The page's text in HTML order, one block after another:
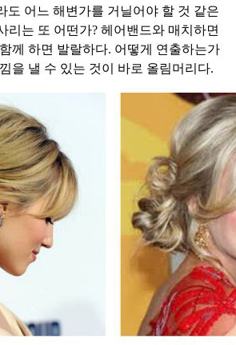
도 어느 해변가를 거닐어야 할 것 같은
리는 또 어떤가? 헤어밴드와 매치하면
께 하면 발랄하다. 어떻게 연출하는가
을 낼 수 있는 것이 바로 올림머리다.